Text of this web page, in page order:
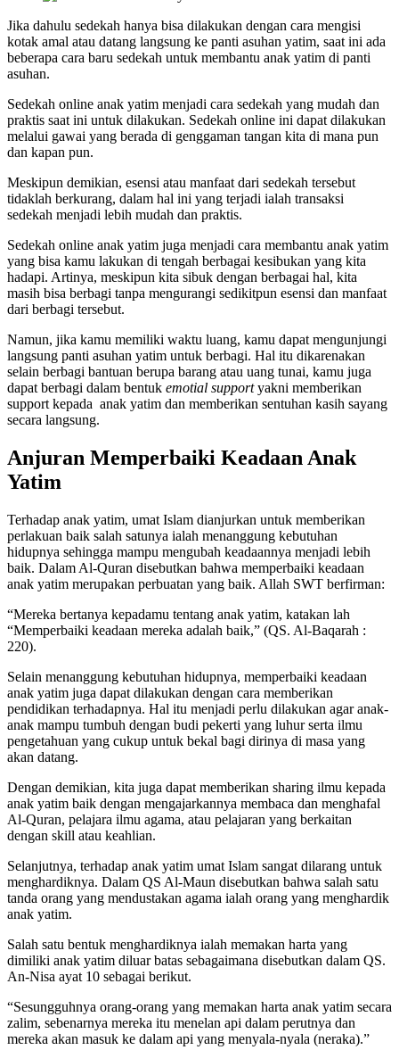
Jika dahulu sedekah hanya bisa dilakukan dengan cara mengisi
kotak amal atau datang langsung ke panti asuhan yatim, saat ini ada
beberapa cara baru sedekah untuk membantu anak yatim di panti
asuhan.
Sedekah online anak yatim menjadi cara sedekah yang mudah dan
praktis saat ini untuk dilakukan. Sedekah online ini dapat dilakukan
melalui gawai yang berada di genggaman tangan kita di mana pun
dan kapan pun.
Meskipun demikian, esensi atau manfaat dari sedekah tersebut
tidaklah berkurang, dalam hal ini yang terjadi ialah transaksi
sedekah menjadi lebih mudah dan praktis.
Sedekah online anak yatim juga menjadi cara membantu anak yatim
yang bisa kamu lakukan di tengah berbagai kesibukan yang kita
hadapi. Artinya, meskipun kita sibuk dengan berbagai hal, kita
masih bisa berbagi tanpa mengurangi sedikitpun esensi dan manfaat
dari berbagi tersebut.
Namun, jika kamu memiliki waktu luang, kamu dapat mengunjungi
langsung panti asuhan yatim untuk berbagi. Hal itu dikarenakan
selain berbagi bantuan berupa barang atau uang tunai, kamu juga
dapat berbagi dalam bentuk emotial supportyakni memberikan
support kepada anak yatim dan memberikan sentuhan kasih sayang
secara langsung.
Anjuran Memperbaiki Keadaan Anak
Yatim
Terhadap anak yatim, umat Islam dianjurkan untuk memberikan
perlakuan baik salah satunya ialah menanggung kebutuhan
hidupnya sehingga mampu mengubah keadaannya menjadi lebih
baik. Dalam Al-Quran disebutkan bahwa memperbaiki keadaan
anak yatim merupakan perbuatan yang baik. Allah SWT berfirman:
“Mereka bertanya kepadamu tentang anak yatim, katakan lah
“Memperbaiki keadaan mereka adalah baik,” (QS. Al-Baqarah :
220).
Selain menanggung kebutuhan hidupnya, memperbaiki keadaan
anak yatim juga dapat dilakukan dengan cara memberikan
pendidikan terhadapnya. Hal itu menjadi perlu dilakukan agar anak-
anak mampu tumbuh dengan budi pekerti yang luhur serta ilmu
pengetahuan yang cukup untuk bekal bagi dirinya di masa yang
akan datang.
Dengan demikian, kita juga dapat memberikan sharing ilmu kepada
anak yatim baik dengan mengajarkannya membaca dan menghafal
Al-Quran, pelajara ilmu agama, atau pelajaran yang berkaitan
dengan skill atau keahlian.
Selanjutnya, terhadap anak yatim umat Islam sangat dilarang untuk
menghardiknya. Dalam QS Al-Maun disebutkan bahwa salah satu
tanda orang yang mendustakan agama ialah orang yang menghardik
anak yatim.
Salah satu bentuk menghardiknya ialah memakan harta yang
dimiliki anak yatim diluar batas sebagaimana disebutkan dalam QS.
An-Nisa ayat 10 sebagai berikut.
“Sesungguhnya orang-orang yang memakan harta anak yatim secara
zalim, sebenarnya mereka itu menelan api dalam perutnya dan
mereka akan masuk ke dalam api yang menyala-nyala (neraka).”